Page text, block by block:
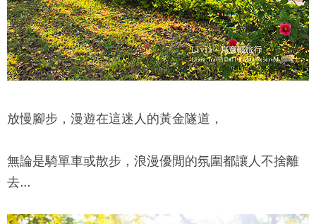
放慢腳步，漫遊在這迷人的黃金隧道，
無論是騎單車或散步，浪漫優閒的氛圍都讓人不捨離
去...